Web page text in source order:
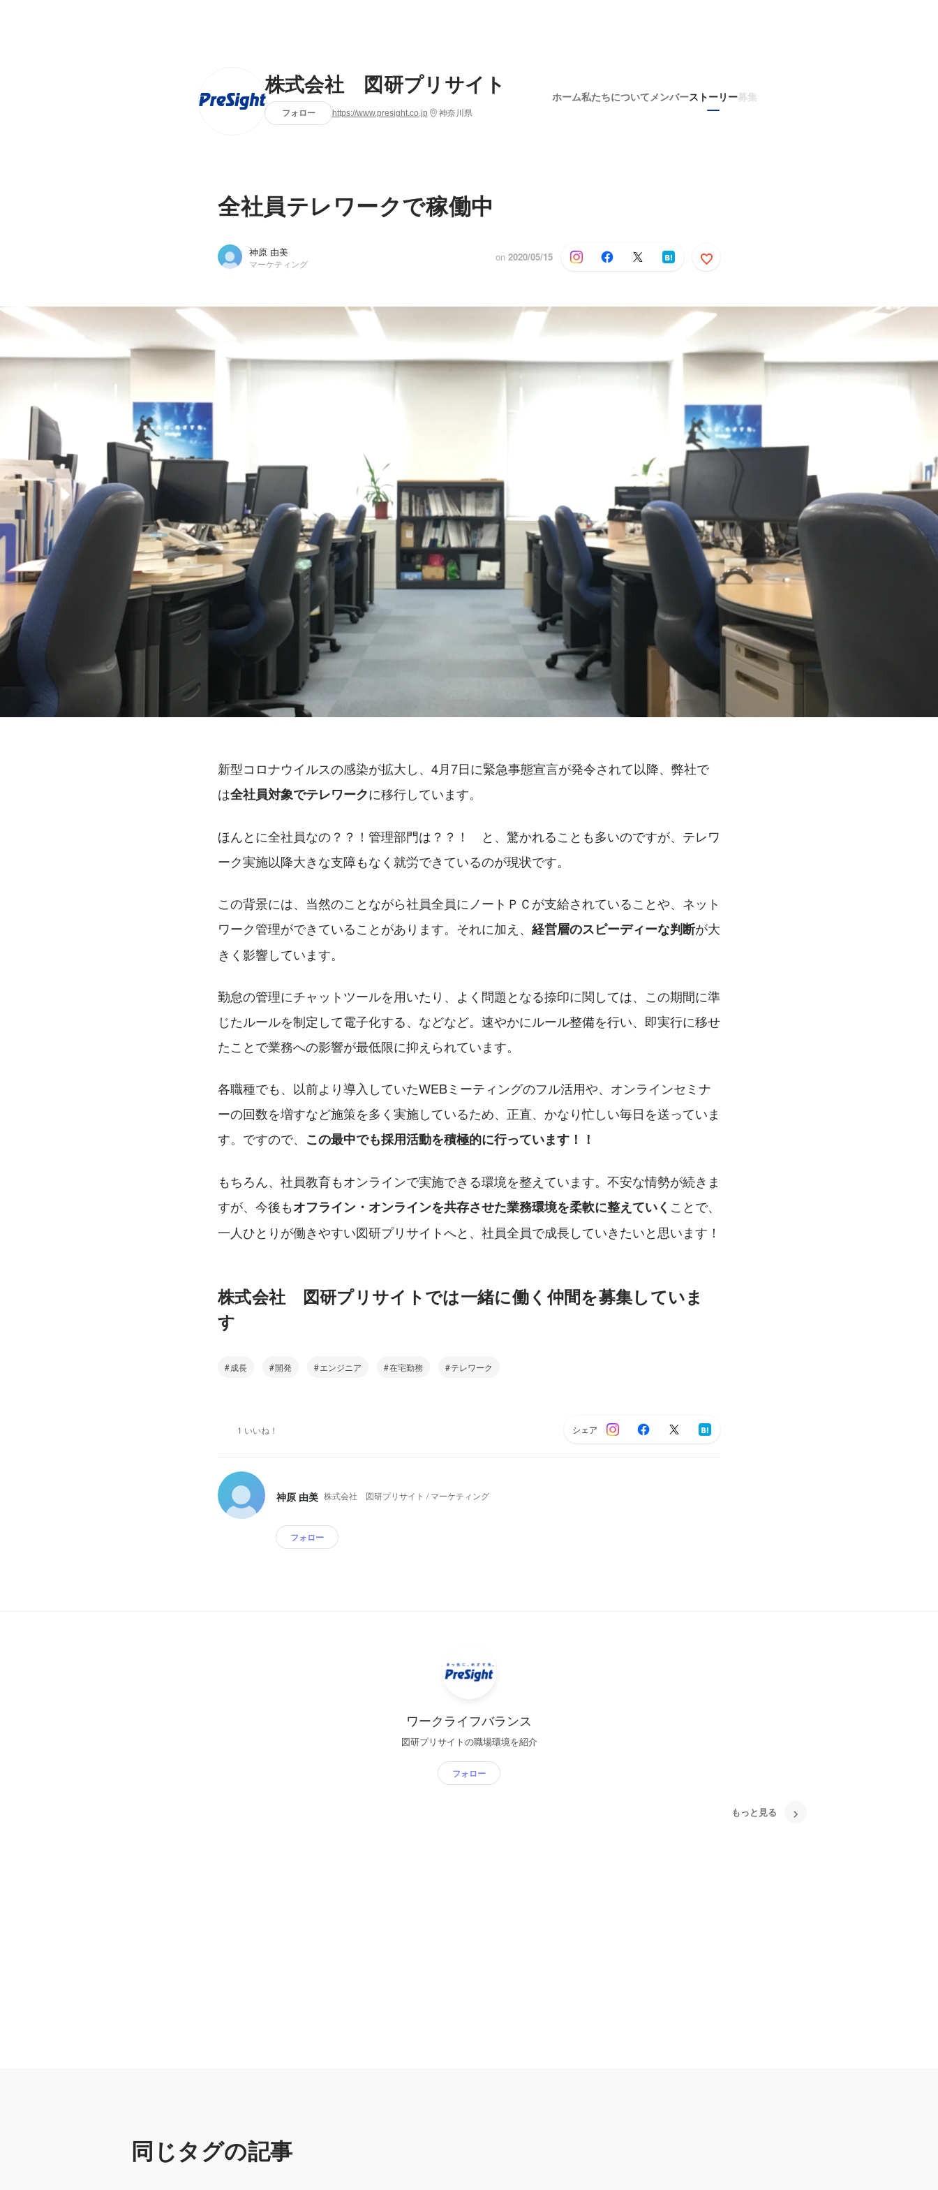
株式会社 図研プリサイト
フォロー https://www.presight.co.jp 神奈川県
ホーム私たちについて メンバーストーリー募集
全社員テレワークで稼働中
神原 由美
マーケティング
on 2020/05/15
新型コロナウイルスの感染が拡大し、4月7日に緊急事態宣言が発令されて以降、弊社で
は全社員対象でテレワークに移行しています。
ほんとに全社員なの？？！管理部門は？？！　と、驚かれることも多いのですが、テレワ
ーク実施以降大きな支障もなく就労できているのが現状です。
この背景には、当然のことながら社員全員にノートＰＣが支給されていることや、ネット
ワーク管理ができていることがあります。それに加え、 経営層のスピーディーな判断が大
きく影響しています。
勤怠の管理にチャットツールを用いたり、よく問題となる捺印に関しては、この期間に準
じたルールを制定して電子化する、などなど。速やかにルール整備を行い、即実行に移せ
たことで業務への影響が最低限に抑えられています。
各職種でも、以前より導入していたWEBミーティングのフル活用や、オンラインセミナ
ーの回数を増すなど施策を多く実施しているため、正直、かなり忙しい毎日を送っていま
す。ですので、 この最中でも採用活動を積極的に行っています！！
もちろん、社員教育もオンラインで実施できる環境を整えています。不安な情勢が続きま
すが、今後もオフライン・オンラインを共存させた業務環境を柔軟に整えていく ことで、
一人ひとりが働きやすい図研プリサイトへと、社員全員で成長していきたいと思います！
株式会社 図研プリサイトでは一緒に働く仲間を募集していま
す
神原 由美
成長 開発 エンジニア 在宅勤務 テレワーク
1 いいね！ シェア
神原 由美 株式会社 図研プリサイト / マーケティング
フォロー
ワークライフバランス
図研プリサイトの職場環境を紹介
フォロー
もっと見る
同じタグの記事